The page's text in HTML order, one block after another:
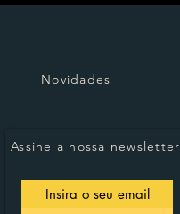
Novidades
Assine a nossa newsletter